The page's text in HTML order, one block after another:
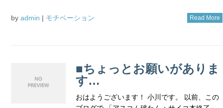
by admin | モチベーション Read More
■ちょっとお願いがありま
す…
おはようございます！ 小川です。 以前、この